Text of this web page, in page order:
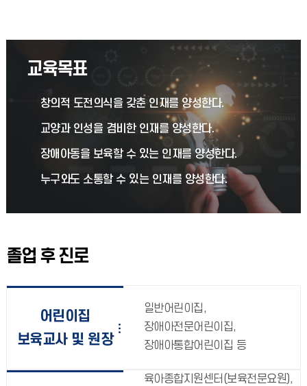
교육목표
창의적 도전의식을 갖춘 인재를 양성한다.
교양과 인성을 겸비한 인재를 양성한다.
장애아동을 보육할 수 있는 인재를 양성한다.
누구와도 소통할 수 있는 인재를 양성한다.
졸업 후 진로
어린이집
보육교사 및 원장
일반어린이집,
장애아전문어린이집,
장애아통합어린이집 등
육아종합지원센터(보육전문요원),